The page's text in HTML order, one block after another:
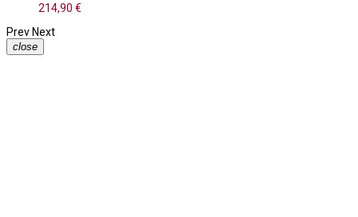
214,90 €
Prev Next
close